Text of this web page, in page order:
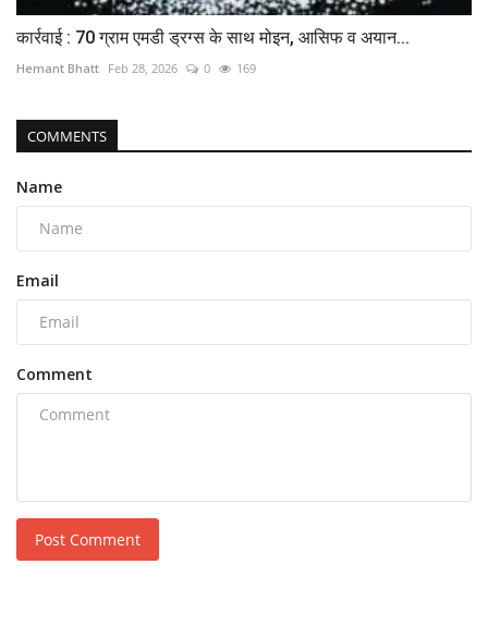
कार्रवाई : 70 ग्राम एमडी ड्रग्स के साथ मोइन, आसिफ व अयान...
Hemant Bhatt Feb 28, 2026 0 169
COMMENTS
Name
Email
Comment
Post Comment